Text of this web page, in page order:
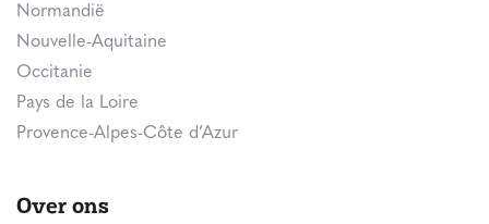
Normandië
Nouvelle-Aquitaine
Occitanie
Pays de la Loire
Provence-Alpes-Côte d’Azur
Over ons